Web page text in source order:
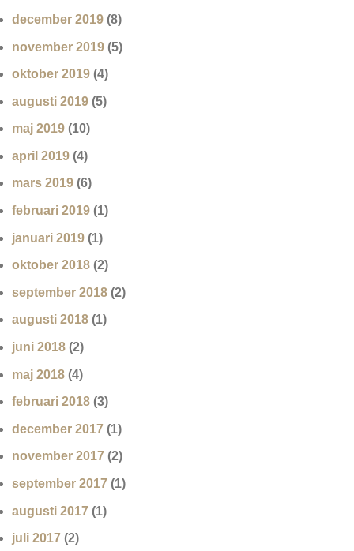
december 2019 (8)
november 2019 (5)
oktober 2019 (4)
augusti 2019 (5)
maj 2019 (10)
april 2019 (4)
mars 2019 (6)
februari 2019 (1)
januari 2019 (1)
oktober 2018 (2)
september 2018 (2)
augusti 2018 (1)
juni 2018 (2)
maj 2018 (4)
februari 2018 (3)
december 2017 (1)
november 2017 (2)
september 2017 (1)
augusti 2017 (1)
juli 2017 (2)